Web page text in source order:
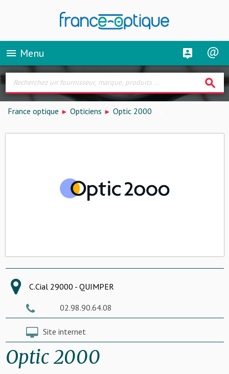
menu Menu
search
France optique Opticiens Optic 2000
C.Cial 29000 - QUIMPER
02.98.90.64.08
Site internet
Optic 2000